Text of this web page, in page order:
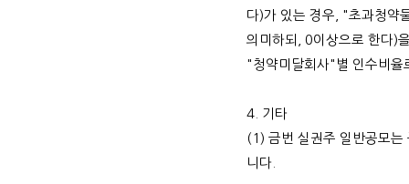
다)가 있는 경우, "초과청약
의미하되, 0이상으로 한다)
"청약미달회사"별 인수비율
4. 기타
(1) 금번 실권주 일반공모는
니다.